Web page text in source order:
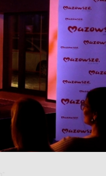
"Informacje z Mazowsza"
trasę Ostrołęka – Chorzele,